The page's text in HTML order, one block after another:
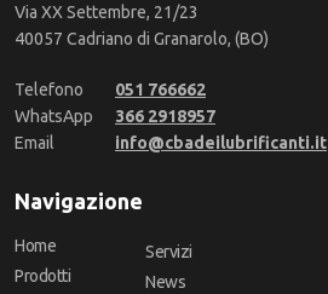
Via XX Settembre, 21/23
40057 Cadriano di Granarolo, (BO)
Telefono
051 766662
WhatsApp
366 2918957
Email
info@cbadeilubrificanti.it
Navigazione
Home
Prodotti
Servizi
News